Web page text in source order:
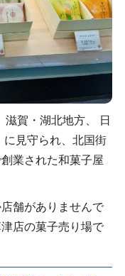
滋賀・湖北地方、 日
に見守られ、北国街
業された和菓子屋
舗がありませんで
店の菓子売り場で